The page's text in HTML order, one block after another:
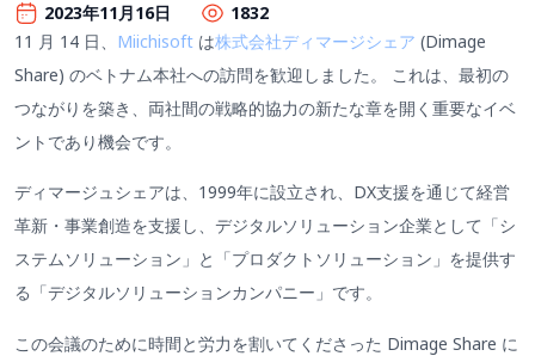
2023年11月16日
1832
11 月 14 日、 Miichisoft は株式会社ディマージシェア (Dimage
Share) のベトナム本社への訪問を歓迎しました。 これは、最初の
つながりを築き、両社間の戦略的協力の新たな章を開く重要なイベ
ントであり機会です。
ディマージュシェアは、1999年に設立され、DX支援を通じて経営
革新・事業創造を支援し、デジタルソリューション企業として「シ
ステムソリューション」と「プロダクトソリューション」を提供す
る「デジタルソリューションカンパニー」です。
この会議のために時間と労力を割いてくださった Dimage Share に